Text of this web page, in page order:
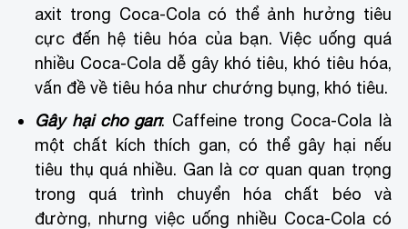
axit trong Coca-Cola có thể ảnh hưởng tiêu
cực đến hệ tiêu hóa của bạn. Việc uống quá
nhiều Coca-Cola dễ gây khó tiêu, khó tiêu hóa,
vấn đề về tiêu hóa như chướng bụng, khó tiêu.
Gây hại cho gan: Caffeine trong Coca-Cola là
một chất kích thích gan, có thể gây hại nếu
tiêu thụ quá nhiều. Gan là cơ quan quan trọng
trong quá trình chuyển hóa chất béo và
đường, nhưng việc uống nhiều Coca-Cola có